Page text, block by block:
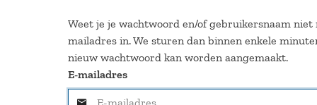
Weet je je wachtwoord en/of gebruikersnaam niet
mailadres in. We sturen dan binnen enkele
nieuw wachtwoord kan worden aangemaakt.
E-mailadres